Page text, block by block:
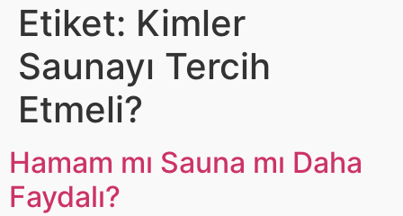
Etiket: Kimler
Saunayı Tercih
Etmeli?
Hamam mı Sauna mı Daha
Faydalı?